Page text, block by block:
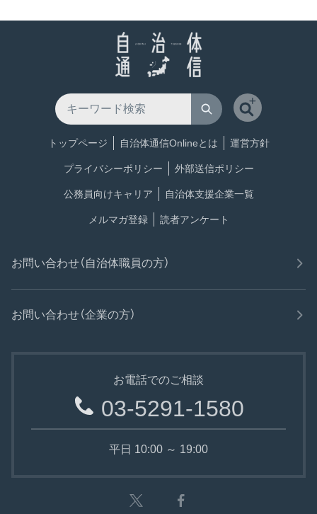
トップページ 自治体通信Onlineとは 運営方針
プライバシーポリシー 外部送信ポリシー
公務員向けキャリア 自治体支援企業一覧
メルマガ登録 読者アンケート
お問い合わせ（自治体職員の方）
お問い合わせ（企業の方）
お電話でのご相談
03-5291-1580
平日 10:00 ～ 19:00